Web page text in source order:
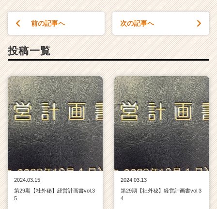
業
ウ
ト
が
届
く
就
活
サ
イ
ト
チ
ャ
前の記事へ 次の記事へ
投稿一覧
2024.03.15
第29期【社外秘】経営計画書vol.3
5
2024.03.13
第29期【社外秘】経営計画書vol.3
4